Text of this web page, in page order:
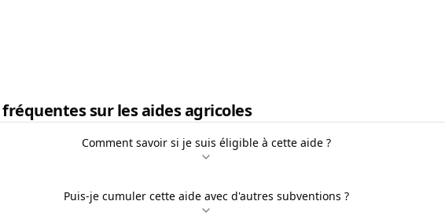
sur les aides agricoles
Comment savoir si je suis éligible à cette aide ?
Puis-je cumuler cette aide avec d'autres subventions ?